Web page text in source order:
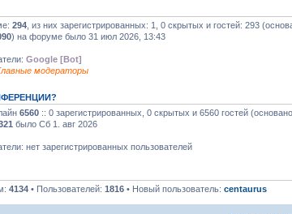
294 , из них зарегистрированных: 1, 0 скрытых и гостей: 293
) на форуме было 31 июл 2026, 13:43
Google [Bot]
модераторы
6560 :: 0 зарегистрированных, 0 скрытых и 6560 гостей
было Сб 1. авг 2026
нет зарегистрированных пользователей
4134 • Пользователей: 1816 • Новый пользователь: centaurus